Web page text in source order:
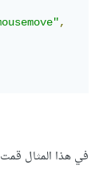
,